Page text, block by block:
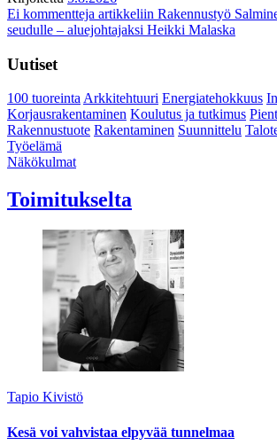
Ei kommentteja artikkeliin Rakennustyö
seudulle – aluejohtajaksi Heikki Malaska
Uutiset
100 tuoreintaArkkitehtuuri Energiatehokkuus
Korjausrakentaminen Koulutus ja tutkimus
Rakennustuote Rakentaminen Suunnittelu
Työelämä
Näkökulmat
Toimitukselta
Tapio Kivistö
Kesä voi vahvistaa elpyvää tunnelmaa